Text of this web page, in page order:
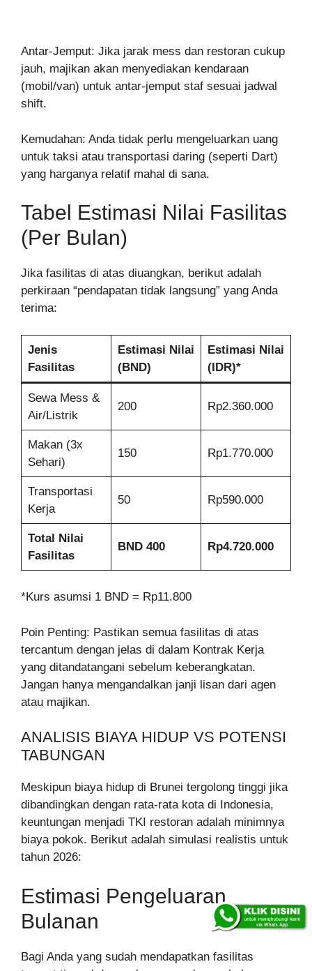
Antar-Jemput: Jika jarak mess dan restoran cukup
jauh, majikan akan menyediakan kendaraan
(mobil/van) untuk antar-jemput staf sesuai jadwal
shift.
Kemudahan: Anda tidak perlu mengeluarkan uang
untuk taksi atau transportasi daring (seperti Dart)
yang harganya relatif mahal di sana.
Tabel Estimasi Nilai Fasilitas
(Per Bulan)
Jika fasilitas di atas diuangkan, berikut adalah
perkiraan “pendapatan tidak langsung” yang Anda
terima:
Jenis
Fasilitas
Estimasi Nilai
(BND)
Estimasi Nilai
(IDR)*
Sewa Mess &
Air/Listrik
200 Rp2.360.000
Makan (3x
Sehari)
150 Rp1.770.000
Transportasi
Kerja
50 Rp590.000
Total Nilai
Fasilitas
BND 400 Rp4.720.000
*Kurs asumsi 1 BND = Rp11.800
Poin Penting: Pastikan semua fasilitas di atas
tercantum dengan jelas di dalam Kontrak Kerja
yang ditandatangani sebelum keberangkatan.
Jangan hanya mengandalkan janji lisan dari agen
atau majikan.
ANALISIS BIAYA HIDUP VS POTENSI
TABUNGAN
Meskipun biaya hidup di Brunei tergolong tinggi jika
dibandingkan dengan rata-rata kota di Indonesia,
keuntungan menjadi TKI restoran adalah minimnya
biaya pokok. Berikut adalah simulasi realistis untuk
tahun 2026:
Estimasi Pengeluaran
Bulanan
Bagi Anda yang sudah mendapatkan fasilitas